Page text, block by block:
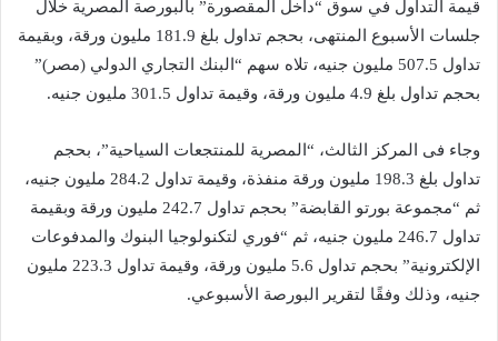
قيمة التداول في سوق “داخل المقصورة” بالبورصة المصرية خلال
جلسات الأسبوع المنتهى، بحجم تداول بلغ 181.9 مليون ورقة، وبقيمة
تداول 507.5 مليون جنيه، تلاه سهم “البنك التجاري الدولي (مصر)”
بحجم تداول بلغ 4.9 مليون ورقة، وقيمة تداول 301.5 مليون جنيه.
وجاء فى المركز الثالث، “المصرية للمنتجعات السياحية”، بحجم
تداول بلغ 198.3 مليون ورقة منفذة، وقيمة تداول 284.2 مليون جنيه،
ثم “مجموعة بورتو القابضة” بحجم تداول 242.7 مليون ورقة وبقيمة
تداول 246.7 مليون جنيه، ثم “فوري لتكنولوجيا البنوك والمدفوعات
الإلكترونية” بحجم تداول 5.6 مليون ورقة، وقيمة تداول 223.3 مليون
جنيه، وذلك وفقًا لتقرير البورصة الأسبوعي.